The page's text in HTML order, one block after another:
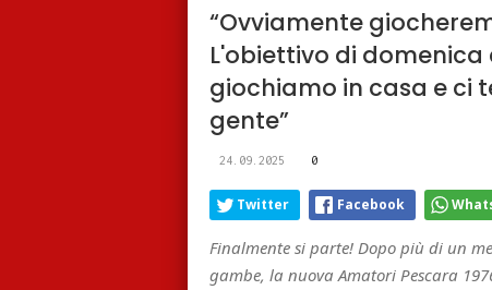
“Ovviamente
L'obiettivo di
giochiamo in casa e ci
gente”
24.09.2025 0
Twitter Facebook
Finalmente si parte! Dopo più di un
gambe, la nuova Amatori Pescara